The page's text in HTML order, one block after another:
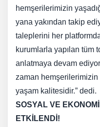
hemşerilerimizin
yana yakından takip
taleplerini her
kurumlarla yapılan tüm
anlatmaya devam
zaman hemşerilerimizin
yaşam kalitesidir.” dedi.
SOSYAL VE
ETKİLENDİ!